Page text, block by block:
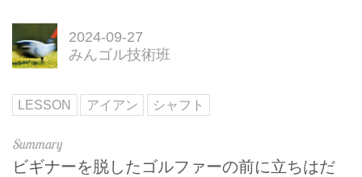
2024-09-27
みんゴル技術班
LESSON アイアン シャフト
ビギナーを脱したゴルファーの前に立ちはだ